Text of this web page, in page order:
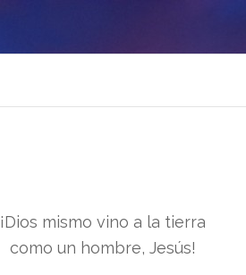
¡Dios mismo vino a la tierra
como un hombre, Jesús!